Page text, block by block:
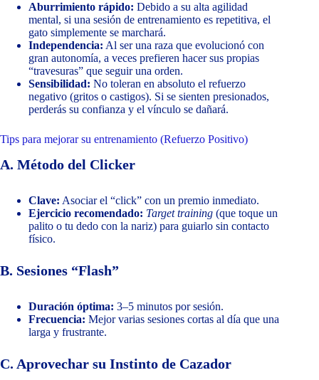
Aburrimiento rápido: Debido a su alta agilidad
mental, si una sesión de entrenamiento es repetitiva, el
gato simplemente se marchará.
Independencia: Al ser una raza que evolucionó con
gran autonomía, a veces prefieren hacer sus propias
“travesuras” que seguir una orden.
Sensibilidad: No toleran en absoluto el refuerzo
negativo (gritos o castigos). Si se sienten presionados,
perderás su confianza y el vínculo se dañará.
Tips para mejorar su entrenamiento (Refuerzo Positivo)
A. Método del Clicker
Clave: Asociar el “click” con un premio inmediato.
Ejercicio recomendado: Target training (que toque un
palito o tu dedo con la nariz) para guiarlo sin contacto
físico.
B. Sesiones “Flash”
Duración óptima: 3–5 minutos por sesión.
Frecuencia: Mejor varias sesiones cortas al día que una
larga y frustrante.
C. Aprovechar su Instinto de Cazador